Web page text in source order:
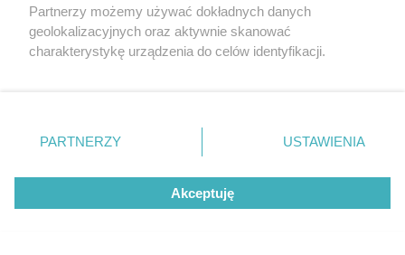
Partnerzy możemy używać dokładnych danych
geolokalizacyjnych oraz aktywnie skanować
charakterystykę urządzenia do celów identyfikacji.
zmienić/wycofać klikając przycisk ustawień prywatności
znajdujący się w lewym dolnym rogu strony
rodzaje przetwarzania danych nie wymagają zgody
użytkownika, ale masz prawo sprzeciwić się takiemu
przetwarzaniu. Preferencje będą miały zastosowanie tylko
PARTNERZY USTAWIENIA
Akceptuję